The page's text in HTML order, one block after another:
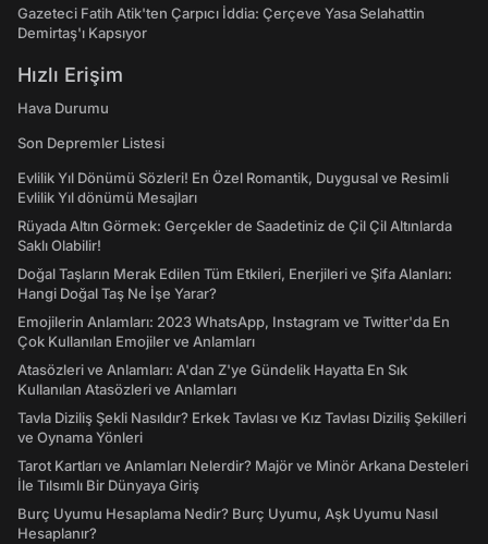
Gazeteci Fatih Atik'ten Çarpıcı İddia: Çerçeve Yasa Selahattin
Demirtaş'ı Kapsıyor
Hızlı Erişim
Hava Durumu
Son Depremler Listesi
Evlilik Yıl Dönümü Sözleri! En Özel Romantik, Duygusal ve Resimli
Evlilik Yıl dönümü Mesajları
Rüyada Altın Görmek: Gerçekler de Saadetiniz de Çil Çil Altınlarda
Saklı Olabilir!
Doğal Taşların Merak Edilen Tüm Etkileri, Enerjileri ve Şifa Alanları:
Hangi Doğal Taş Ne İşe Yarar?
Emojilerin Anlamları: 2023 WhatsApp, Instagram ve Twitter'da En
Çok Kullanılan Emojiler ve Anlamları
Atasözleri ve Anlamları: A'dan Z'ye Gündelik Hayatta En Sık
Kullanılan Atasözleri ve Anlamları
Tavla Diziliş Şekli Nasıldır? Erkek Tavlası ve Kız Tavlası Diziliş Şekilleri
ve Oynama Yönleri
Tarot Kartları ve Anlamları Nelerdir? Majör ve Minör Arkana Desteleri
İle Tılsımlı Bir Dünyaya Giriş
Burç Uyumu Hesaplama Nedir? Burç Uyumu, Aşk Uyumu Nasıl
Hesaplanır?